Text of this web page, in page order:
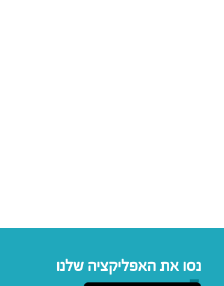
נסו את האפליקציה שלנו